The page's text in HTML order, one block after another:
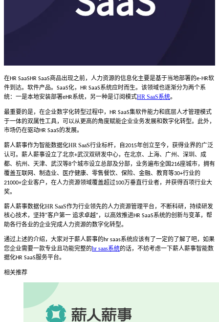
在HR SaaSHR SaaS商品出现之前，人力资源的信息化主要是基于当地部署的e-HR软
件到达。软件产品。 SaaS化， HR SaaS系统应时而生。该领域也逐渐分为两个系
统：一是本地安装部署eHR系统，另一种是订阅模式HR SaaS系统。
最重要的是，在企业数字化转型过程中， HR SaaS集软件能力和底层人才管理模式
于一体的双属性工具，可以从更高的角度赋能企业业务发展和数字化转型。此外，
市场仍在驱动HR SaaS的发展。
薪人薪事作为智能数据化HR SaaS行业标杆，自2015年创立至今，获得业界的广泛
认可。薪人薪事设立了北京+武汉双研发中心，在北京、上海、广州、深圳、成
都、杭州、天津、武汉等8个城市设立总部及分部，业务遍布全国216座城市，拥有
覆盖互联网、制造业、医疗健康、零售餐饮、保险、金融、教育等30+行业的
21000+企业客户，在人力资源领域覆盖超过100万垂直行业者，并获得百项行业大
奖。
薪人薪事数据化HR SaaS作为行业领先的人力资源管理平台，不断科研，持续研发
核心技术，坚持"客户第一 追求卓越" ，以高效推进HR SaaS系统的创新与变革，帮
助各行各业的企业完成人力资源的数字化转型。
通过上述的介绍，大家对于薪人薪事的hr saas系统应该有了一定的了解了吧，如果
您企业需要一款专业且功能完整的hr saas系统的话，不妨考虑一下薪人薪事智能数
据化HR SaaS服务平台。
相关推荐